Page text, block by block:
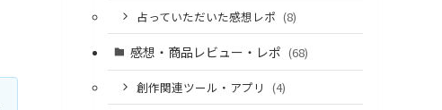
占っていただいた感想レポ (8)
感想・商品レビュー・レポ (68)
創作関連ツール・アプリ (4)